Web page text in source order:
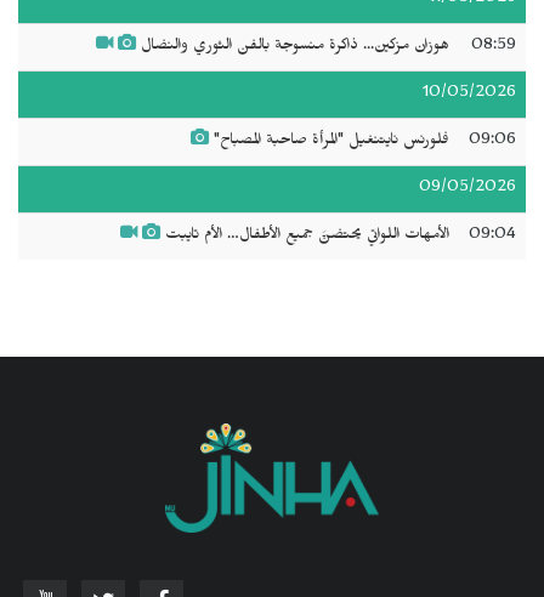
08:59 هوزان مزكين... ذاكرة منسوجة بالفن الثوري والنضال
10/05/2026
09:06 فلورنس نايتنغيل "المرأة صاحبة المصباح"
09/05/2026
09:04 الأمهات اللواتي يحتضنَّ جميع الأطفال… الأم تايبت